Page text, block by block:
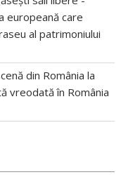
europeană care
al patrimoniului
din România la
vreodată în România